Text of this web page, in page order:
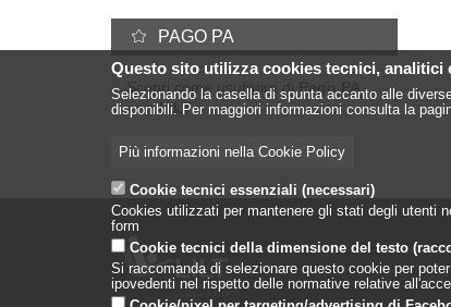
PAGO PA
Scopri come usufruire di
Pago PA
con LILT
Questo sito utilizza cookies tecnici, analitici
Selezionando la casella di spunta accanto alle
disponibili. Per maggiori informazioni consulta la
Più informazioni nella Cookie Policy
Cookie tecnici essenziali (necessari)
Cookies utilizzati per mantenere gli stati degli utenti
form
Cookie tecnici della dimensione del testo
Si raccomanda di selezionare questo cookie per
ipovedenti nel rispetto delle normative relative